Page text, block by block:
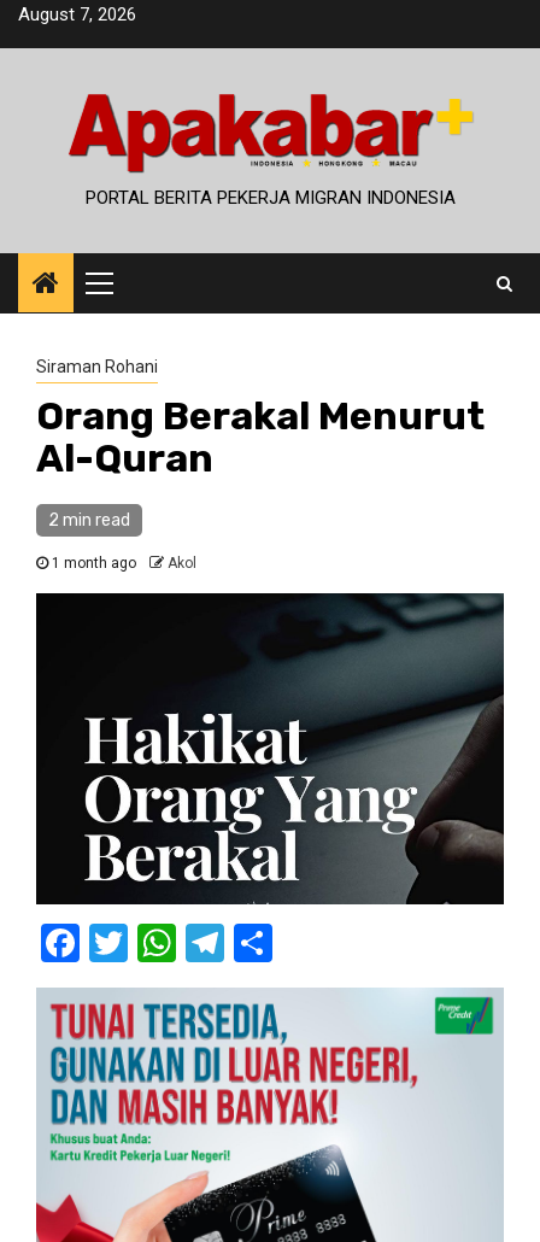
SkipAugust 7, 2026
PORTAL BERITA PEKERJA MIGRAN INDONESIA
Primary
Menu
Siraman Rohani
Orang Berakal Menurut
Al-Quran
2 min read
1 month ago Akol
Facebook
Twitter
WhatsApp
Telegram